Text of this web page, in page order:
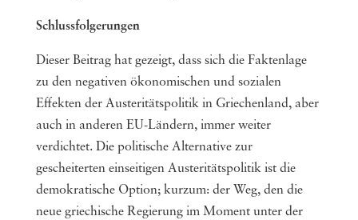
Schlussfolgerungen
Dieser Beitrag hat gezeigt, dass sich die Faktenlage
zu den negativen ökonomischen und sozialen
Effekten der Austeritätspolitik in Griechenland, aber
auch in anderen EU-Ländern, immer weiter
verdichtet. Die politische Alternative zur
gescheiterten einseitigen Austeritätspolitik ist die
demokratische Option; kurzum: der Weg, den die
neue griechische Regierung im Moment unter der